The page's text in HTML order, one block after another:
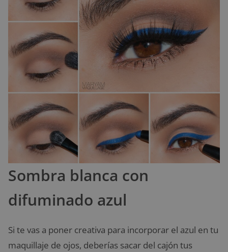
Sombra blanca con
difuminado azul
Si te vas a poner creativa para incorporar el azul en tu
maquillaje de ojos, deberías sacar del cajón tus